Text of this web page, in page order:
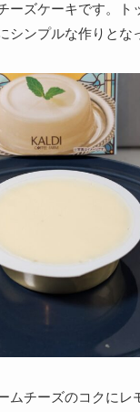
ーズケーキです。ト
シンプルな作りとな
ムチーズのコクにレ